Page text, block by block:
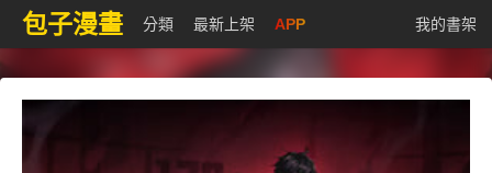
包子漫畫 分類 最新上架 APP 我的書架